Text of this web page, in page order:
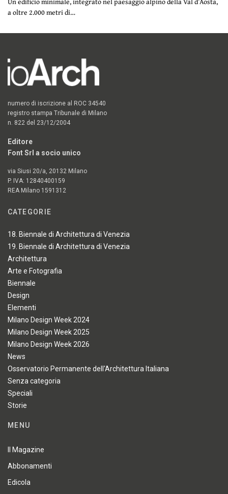
a oltre 2.000 metri di…
numero di iscrizione al ROC 34540
registro stampa Tribunale di Milano
n. 822 del 23/12/2004
Editore
Font Srl a socio unico
via Siusi 20/a, 20132 Milano
P. IVA: 12840400159
REA Milano 1591312
CATEGORIE
18. Biennale di Architettura di Venezia
19. Biennale di Architettura di Venezia
Architettura
Arte e Fotografia
Biennale
Design
Elementi
Milano Design Week 2024
Milano Design Week 2025
Milano Design Week 2026
News
Osservatorio Permanente dell'Architettura Italiana
Senza categoria
Speciali
Storie
MENU
Il Magazine
Abbonamenti
Edicola